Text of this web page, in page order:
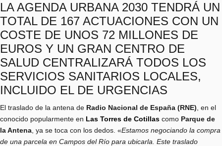
LA AGENDA URBANA 2030 TENDRÁ UN
TOTAL DE 167 ACTUACIONES CON UN
COSTE DE UNOS 72 MILLONES DE
EUROS Y UN GRAN CENTRO DE
SALUD CENTRALIZARÁ TODOS LOS
SERVICIOS SANITARIOS LOCALES,
INCLUIDO EL DE URGENCIAS
El traslado de la antena de Radio Nacional de España (RNE) , en el
conocido popularmente en Las Torres de Cotillas como Parque de
la Antena , ya se toca con los dedos. «Estamos negociando la compra
de una parcela en Campos del Río para ubicarla. Este traslado